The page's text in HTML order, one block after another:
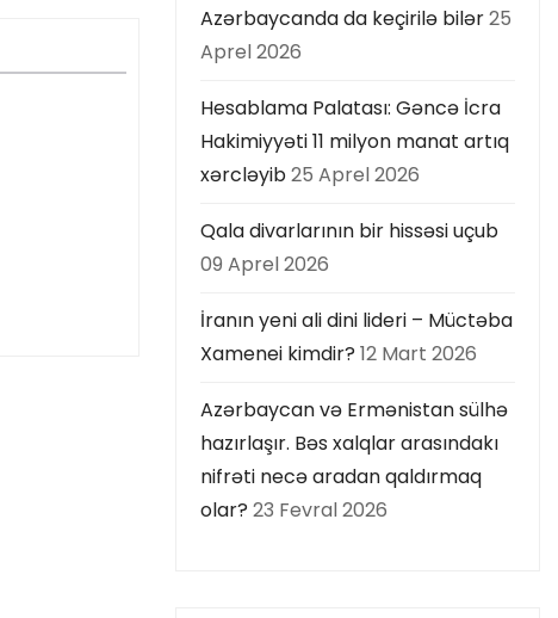
Azərbaycanda da keçirilə bilər25
Aprel 2026
Hesablama Palatası: Gəncə İcra
Hakimiyyəti 11 milyon manat artıq
xərcləyib25 Aprel 2026
Qala divarlarının bir hissəsi uçub
09 Aprel 2026
İranın yeni ali dini lideri – Müctəba
Xamenei kimdir? 12 Mart 2026
Azərbaycan və Ermənistan sülhə
hazırlaşır. Bəs xalqlar arasındakı
nifrəti necə aradan qaldırmaq
olar? 23 Fevral 2026